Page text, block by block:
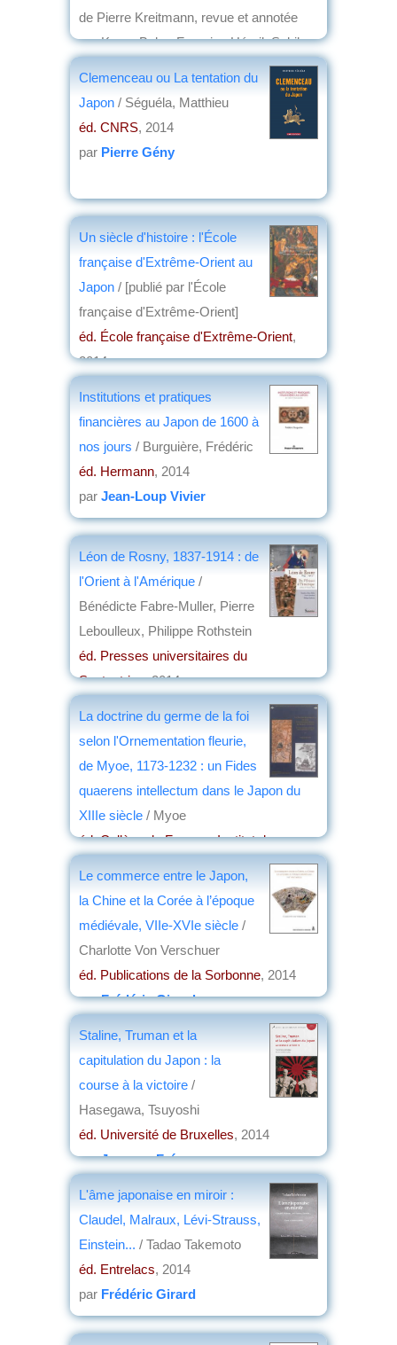
de Pierre Kreitmann, revue et annotée
par Kaoru Baba, Francine Hérail, Sekiko
Matsuzaki-Petitmengin, Elisabeth
éd. Collège de France, Institut des hautes
Clemenceau ou La tentation du
Japon / Séguéla, Matthieu
éd. CNRS, 2014
par Pierre Gény
Un siècle d'histoire : l'École
française d'Extrême-Orient au
Japon / [publié par l'École
française d'Extrême-Orient]
éd. École française d'Extrême-Orient,
2014
Institutions et pratiques
financières au Japon de 1600 à
nos jours / Burguière, Frédéric
éd. Hermann, 2014
par Jean-Loup Vivier
Léon de Rosny, 1837-1914 : de
l'Orient à l'Amérique /
Bénédicte Fabre-Muller, Pierre
Leboulleux, Philippe Rothstein
éd. Presses universitaires du
Septentrion, 2014
La doctrine du germe de la foi
selon l'Ornementation fleurie,
de Myoe, 1173-1232 : un Fides
quaerens intellectum dans le Japon du
XIIIe siècle / Myoe
éd. Collège de France - Institut des
Le commerce entre le Japon,
la Chine et la Corée à l’époque
médiévale, VIIe-XVIe siècle /
Charlotte Von Verschuer
éd. Publications de la Sorbonne, 2014
parFrédéric Girard
Staline, Truman et la
capitulation du Japon : la
course à la victoire /
Hasegawa, Tsuyoshi
éd. Université de Bruxelles, 2014
parJacques Frémeaux
L'âme japonaise en miroir :
Claudel, Malraux, Lévi-Strauss,
Einstein... / Tadao Takemoto
éd. Entrelacs, 2014
par Frédéric Girard